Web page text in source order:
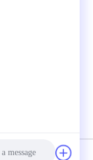
سياسة الخصوصية